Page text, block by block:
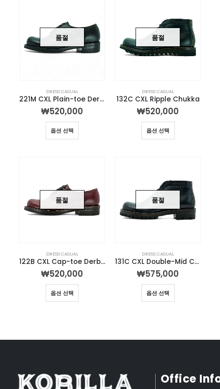
품절
DRESS CASUAL
221M CXL Plain-toe Derby
₩520,000
옵션 선택
품절
DRESS CASUAL
132C CXL Ripple Chukka
₩520,000
옵션 선택
품절
DRESS CASUAL
122B CXL Cap-toe Derby Burgundy
₩520,000
옵션 선택
품절
DRESS CASUAL
131C CXL Double-Mid Chukka
₩575,000
옵션 선택
Office